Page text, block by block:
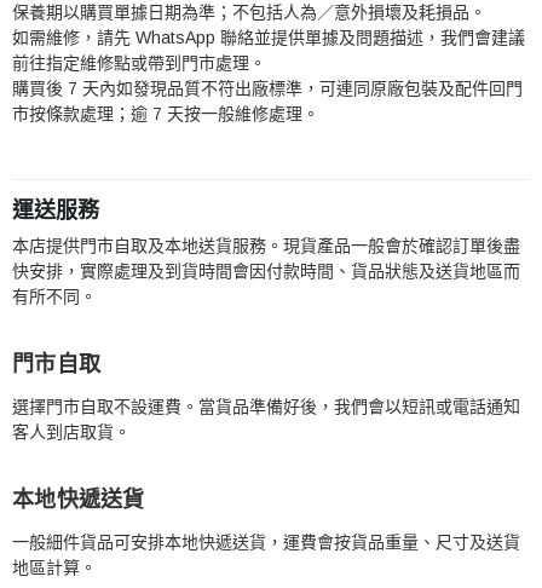
保養期以購買單據日期為準；不包括人為／意外損壞及耗損品。
如需維修，請先 WhatsApp 聯絡並提供單據及問題描述，我們會建議
前往指定維修點或帶到門市處理。
購買後 7 天內如發現品質不符出廠標準，可連同原廠包裝及配件回門
市按條款處理；逾 7 天按一般維修處理。
運送服務
本店提供門市自取及本地送貨服務。現貨產品一般會於確認訂單後盡
快安排，實際處理及到貨時間會因付款時間、貨品狀態及送貨地區而
有所不同。
門市自取
選擇門市自取不設運費。當貨品準備好後，我們會以短訊或電話通知
客人到店取貨。
本地快遞送貨
一般細件貨品可安排本地快遞送貨，運費會按貨品重量、尺寸及送貨
地區計算。